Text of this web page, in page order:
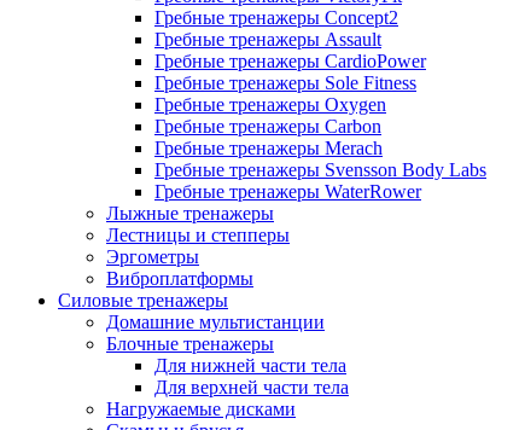
Гребные тренажеры Concept2
Гребные тренажеры Assault
Гребные тренажеры CardioPower
Гребные тренажеры Sole Fitness
Гребные тренажеры Oxygen
Гребные тренажеры Carbon
Гребные тренажеры Merach
Гребные тренажеры Svensson Body Labs
Гребные тренажеры WaterRower
Лыжные тренажеры
Лестницы и степперы
Эргометры
Виброплатформы
Силовые тренажеры
Домашние мультистанции
Блочные тренажеры
Для нижней части тела
Для верхней части тела
Нагружаемые дисками